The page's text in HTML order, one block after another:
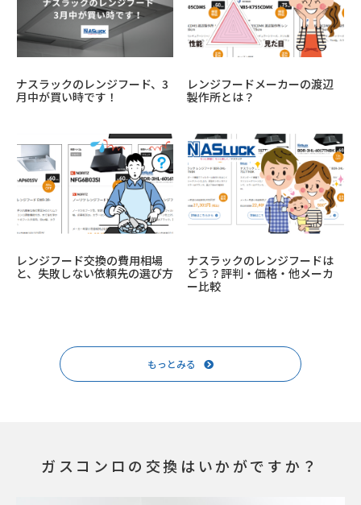
ナスラックのレンジフード、3
月中が買い時です！
レンジフードメーカーの渡辺
製作所とは？
レンジフード交換の費用相場
と、失敗しない依頼先の選び方
ナスラックのレンジフードは
どう？評判・価格・他メーカ
ー比較
もっとみる
ガスコンロの交換はいかがですか？